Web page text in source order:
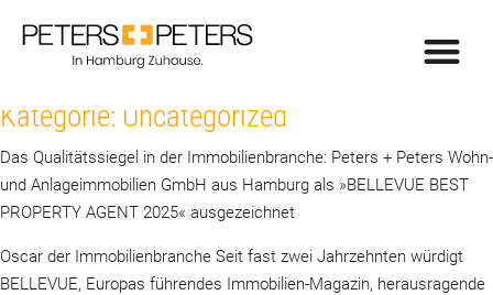
Kategorie: Uncategorized
Das Qualitätssiegel in der Immobilienbranche: Peters + Peters Wohn-
und Anlageimmobilien GmbH aus Hamburg als »BELLEVUE BEST
PROPERTY AGENT 2025« ausgezeichnet
Oscar der Immobilienbranche Seit fast zwei Jahrzehnten würdigt
BELLEVUE, Europas führendes Immobilien-Magazin, herausragende